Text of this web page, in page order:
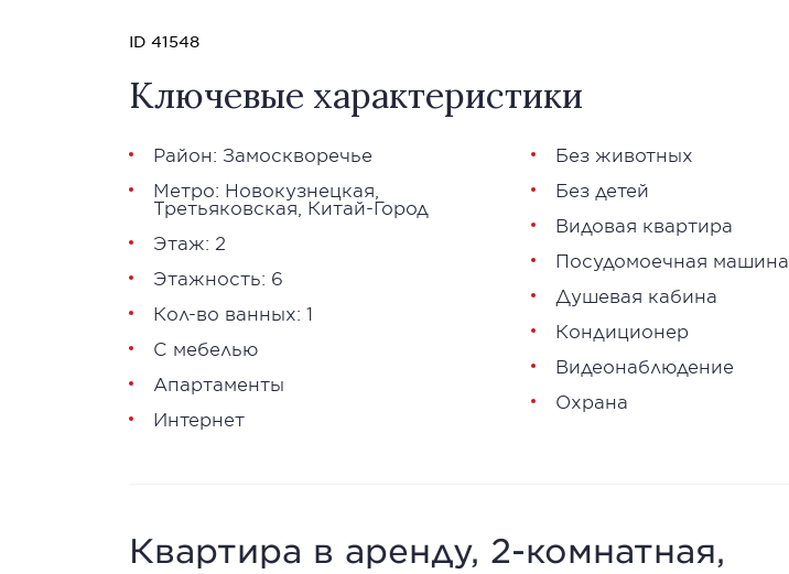
ID 41548
Ключевые характеристики
Район: Замоскворечье
Метро: Новокузнецкая
Третьяковская Китай-Город
Этаж: 2
Этажность: 6
Кол-во ванных: 1
С мебелью
Апартаменты
Интернет
Без животных
Без детей
Видовая квартира
Посудомоечная машина
Душевая кабина
Кондиционер
Видеонаблюдение
Охрана
Квартира в аренду, 2-комнатная,